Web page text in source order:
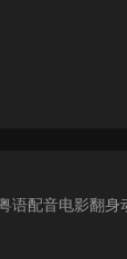
语配音电影翻身